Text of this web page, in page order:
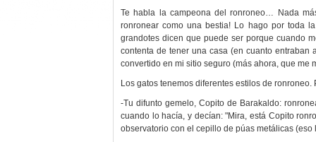
Te habla la campeona del ronroneo… Nada
ronronear como una bestia! Lo hago por toda
grandotes dicen que puede ser porque cuando
contenta de tener una casa (en cuanto
convertido en mi sitio seguro (más ahora, que me
Los gatos tenemos diferentes estilos de ronroneo.
-Tu difunto gemelo, Copito de Barakaldo:
cuando lo hacía, y decían: "Mira, está Copito
observatorio con el cepillo de púas metálicas (eso